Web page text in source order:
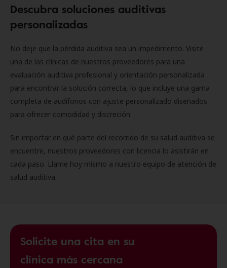
Descubra soluciones auditivas
personalizadas
No deje que la pérdida auditiva sea un impedimento. Visite
una de las clínicas de nuestros proveedores para una
evaluación auditiva profesional y orientación personalizada
para encontrar la solución correcta, lo que incluye una gama
completa de audífonos con ajuste personalizado diseñados
para ofrecer comodidad y discreción.
Sin importar en qué parte del recorrido de su salud auditiva se
encuentre, nuestros proveedores con licencia lo asistirán en
cada paso. Llame hoy mismo a nuestro equipo de atención de
salud auditiva.
Solicite una cita en su
clínica más cercana